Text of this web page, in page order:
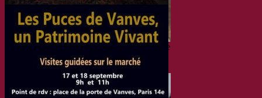
Les Puces de Vanves – L’Objet du Coeur, 5e
édition – Journées Européennes du
Patrimoine 2016